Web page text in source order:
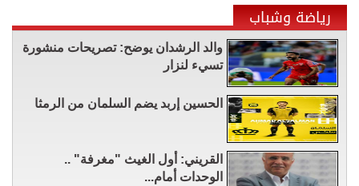
رياضة وشباب
والد الرشدان يوضح: تصريحات منشورة
تسيء لنزار
الحسين إربد يضم السلمان من الرمثا
القريني: أول الغيث "مغرفة" ..
الوحدات أمام...